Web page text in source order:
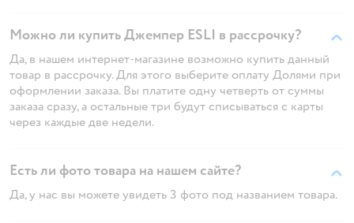
Можно ли купить Джемпер ESLI в рассрочку?
Да, в нашем интернет-магазине возможно купить данный
товар в рассрочку. Для этого выберите оплату Долями при
оформлении заказа. Вы платите одну четверть от суммы
заказа сразу, а остальные три будут списываться с карты
через каждые две недели.
Есть ли фото товара на нашем сайте?
Да, у нас вы можете увидеть 3 фото под названием товара.